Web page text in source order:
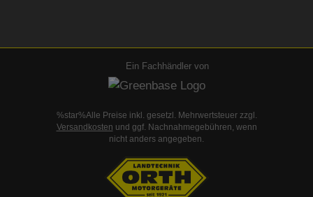
Ein Fachhändler von
%star%Alle Preise inkl. gesetzl. Mehrwertsteuer zzgl.
Versandkosten und ggf. Nachnahmegebühren, wenn
nicht anders angegeben.